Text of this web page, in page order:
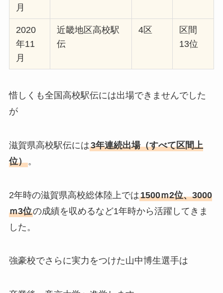
月
2020
年11
月
近畿地区高校駅
伝
4区
区間
13位
惜しくも全国高校駅伝には出場できませんでした
が
滋賀県高校駅伝には3年連続出場（すべて区間上
位）。
2年時の滋賀県高校総体陸上では1500ｍ2位、3000
ｍ3位の成績を収めるなど1年時から活躍してきま
した。
強豪校でさらに実力をつけた山中博生選手は